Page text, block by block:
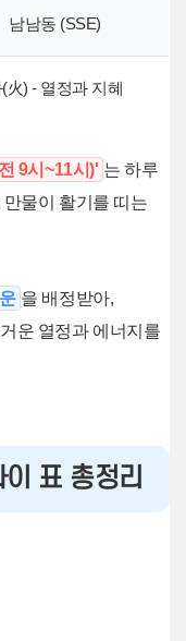
남남동 (SSE)
(火) - 열정과 지혜
9시~11시)' 는 하루
물이 활기를 띠는
을 배정받아,
운 열정과 에너지를
표 총정리